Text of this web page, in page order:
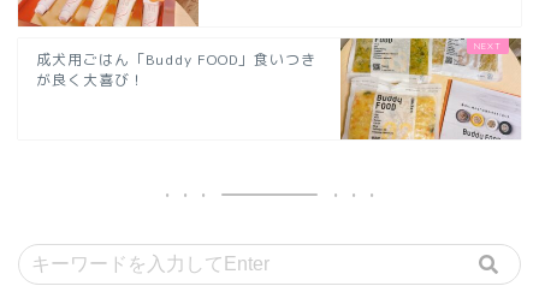
成犬用ごはん「Buddy FOOD」食いつき
が良く大喜び！